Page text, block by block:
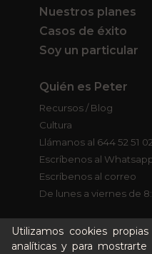
Utilizamos cookies
analíticas y para
Nuestros planes
Casos de éxito
Soy un particular
Quién es Peter
Recursos / Blog
Cultura
Llámanos al 644 52 51 02
Escríbenos al
Escríbenos al correo
De lunes a viernes de
Quiero ser